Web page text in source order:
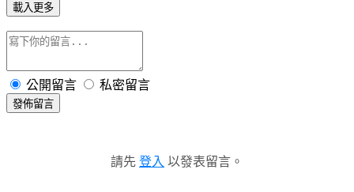
載入更多
公開留言 私密留言
發佈留言
請先 登入 以發表留言。